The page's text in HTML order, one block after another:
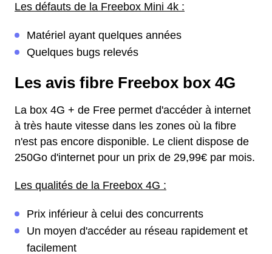
Les défauts de la Freebox Mini 4k :
Matériel ayant quelques années
Quelques bugs relevés
Les avis fibre Freebox box 4G
La box 4G + de Free permet d'accéder à internet
à très haute vitesse dans les zones où la fibre
n'est pas encore disponible. Le client dispose de
250Go d'internet pour un prix de 29,99€ par mois.
Les qualités de la Freebox 4G :
Prix inférieur à celui des concurrents
Un moyen d'accéder au réseau rapidement et
facilement